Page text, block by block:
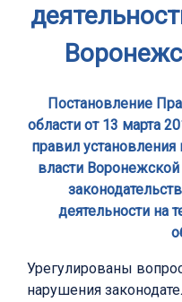
Постановление
области от 13 марта
правил
власти
деятельности на
Урегулированы
нарушения